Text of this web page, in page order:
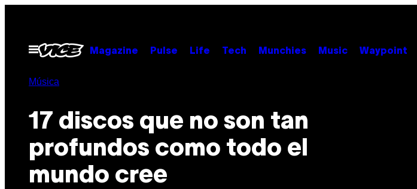
contenido
Abrir
Menú
Magazine Pulse Life Tech Munchies Music Waypoint
Música
17 discos que no son tan
profundos como todo el
mundo cree